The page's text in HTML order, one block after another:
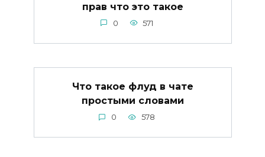
прав что это такое
0 571
Что такое флуд в чате
простыми словами
0 578